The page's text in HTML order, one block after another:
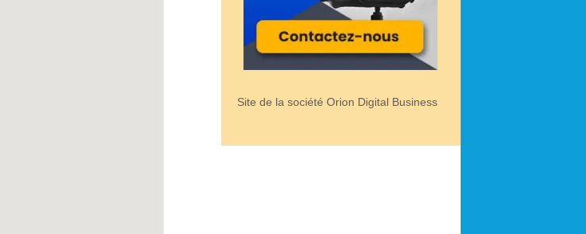
Site de la société Orion Digital Business